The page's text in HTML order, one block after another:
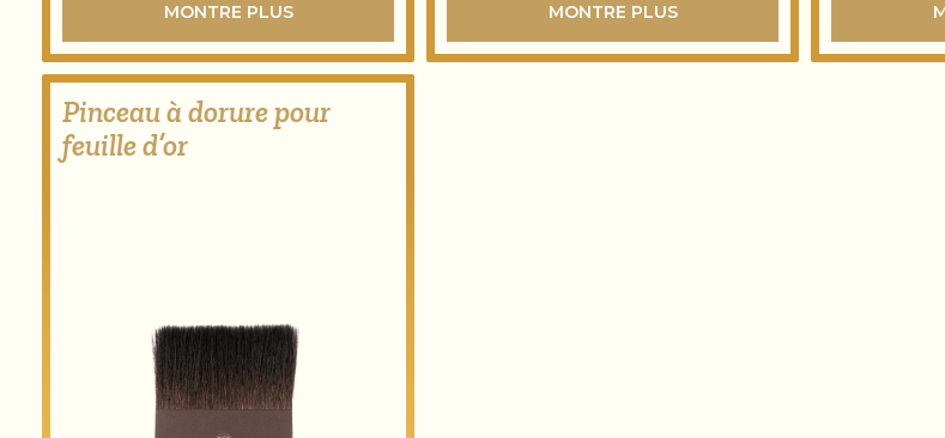
MONTRE PLUS MONTRE PLUS
Pinceau à dorure pour
feuille d’or